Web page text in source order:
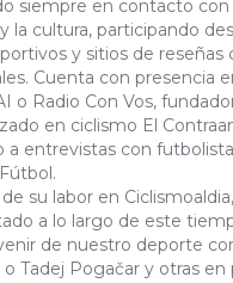
siempre en contacto
la cultura, participando
y sitios de reseñas
Cuenta con presencia
o Radio Con Vos,
en ciclismo El
a entrevistas con
su labor en
a lo largo de este
de nuestro deporte
o Tadej Pogačar y otras